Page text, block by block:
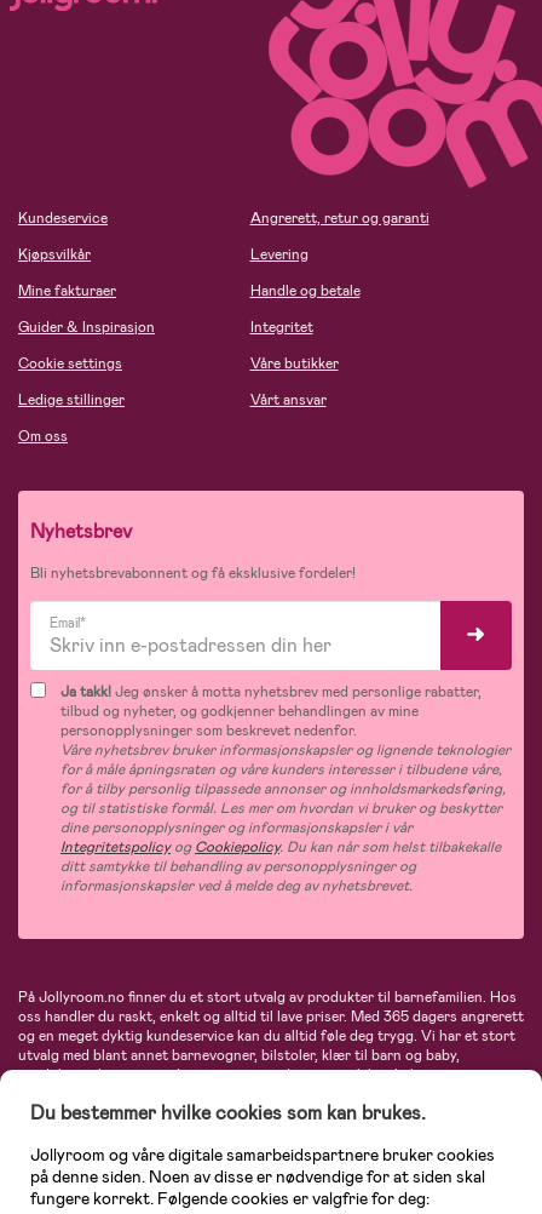
Kundeservice
Kjøpsvilkår
Mine fakturaer
Guider & Inspirasjon
Cookie settings
Ledige stillinger
Om oss
Angrerett, retur og garanti
Levering
Handle og betale
Integritet
Våre butikker
Vårt ansvar
Nyhetsbrev
Bli nyhetsbrevabonnent og få eksklusive fordeler!
Email*
Ja takk!Jeg ønsker å motta nyhetsbrev med personlige rabatter,
tilbud og nyheter, og godkjenner behandlingen av mine
personopplysninger som beskrevet nedenfor.
Våre nyhetsbrev bruker informasjonskapsler og lignende teknologier
for å måle åpningsraten og våre kunders interesser i tilbudene våre,
for å tilby personlig tilpassede annonser og innholdsmarkedsføring,
og til statistiske formål. Les mer om hvordan vi bruker og beskytter
dine personopplysninger og informasjonskapsler i vår
IntegritetspolicyogCookiepolicy. Du kan når som helst tilbakekalle
ditt samtykke til behandling av personopplysninger og
informasjonskapsler ved å melde deg av nyhetsbrevet.
På Jollyroom.no finner du et stort utvalg av produkter til barnefamilien. Hos
oss handler du raskt, enkelt og alltid til lave priser. Med 365 dagers angrerett
og en meget dyktig kundeservice kan du alltid føle deg trygg. Vi har et stort
utvalg med blant annet barnevogner, bilstoler, klær til barn og baby,
produkter til mor, mengder av inspirerende interiør, leker, babyustyr og mye
Maxi-Cosi, Baby Jogger, BabyBjörn, Didriksons, KidKraft, Ergobaby, Philips
største nettbutikk for barn og baby!
Du bestemmer hvilke cookies som kan brukes.
Jollyroom og våre digitale samarbeidspartnere bruker cookies
på denne siden. Noen av disse er nødvendige for at siden skal
fungere korrekt. Følgende cookies er valgfrie for deg: